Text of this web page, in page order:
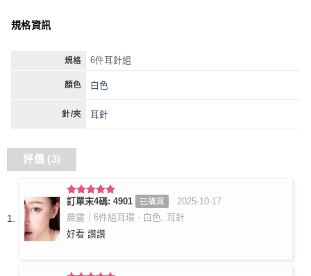
規格資訊
規格 6件耳針組
顏色 白色
針/夾 耳針
評價 (3)
評分5滿
分 5
訂單末4碼: 4901 已購買
2025-10-17
晨露｜6件組耳環 - 白色, 耳針
好看 讚讚